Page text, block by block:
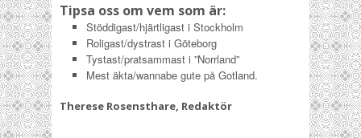
Tipsa oss om vem som är:
Stöddigast/hjärtligast i Stockholm
Roligast/dystrast i Göteborg
Tystast/pratsammast i ”Norrland”
Mest äkta/wannabe gute på Gotland.
Therese Rosensthare, Redaktör